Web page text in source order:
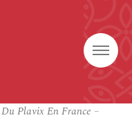
Plavix En France –